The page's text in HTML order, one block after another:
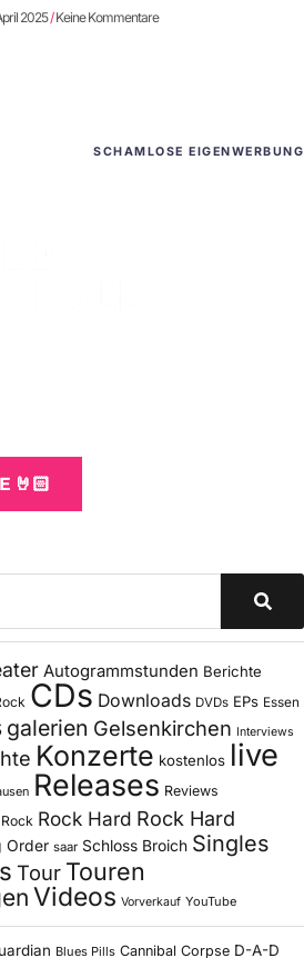
2025 Keine Kommentare
SCHAMLOSE EIGENWERBUNG
🤘🏻
Autogrammstunden Berichte
CDs Downloads DVDs EPs Essen
galerien Gelsenkirchen Interviews
Konzerte kostenlos live
Releases Reviews
Rock Rock Hard Rock Hard
Order saar Schloss Broich Singles
Tour Touren
Videos Vorverkauf YouTube
Blues Pills Cannibal Corpse D-A-D